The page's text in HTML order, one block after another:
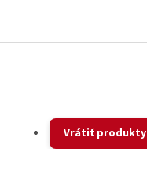
Vrátiť produkty